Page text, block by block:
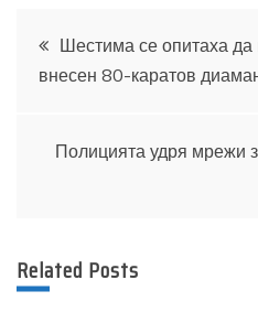
Навигация
Шестима се опитаха да
внесен 80-каратов
Полицията удря мрежи
Related Posts